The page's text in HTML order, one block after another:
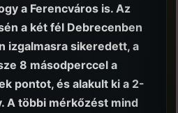
a Ferencváros is. Az
a két fél Debrecenben
izgalmasra sikeredett, a
8 másodperccel a
pontot, és alakult ki a 2-
A többi mérkőzést mind